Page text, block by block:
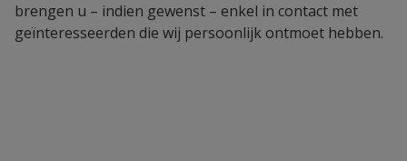
brengen u – indien gewenst – enkel in contact met
geïnteresseerden die wij persoonlijk ontmoet hebben.